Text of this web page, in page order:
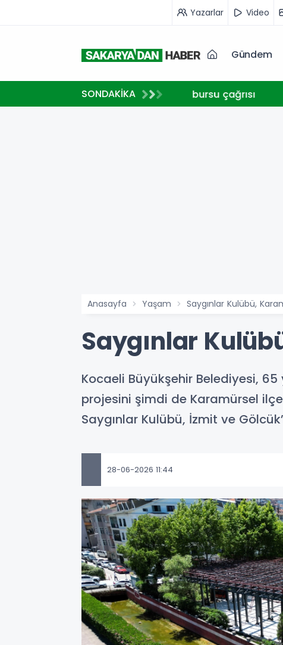
Yazarlar Video
Gündem
SONDAKİKA 10:48 2025'te Ar-
Anasayfa Yaşam Saygınlar Kulübü,
Saygınlar
Kocaeli Büyükşehir Belediyesi,
projesini şimdi de Karamürsel
Saygınlar Kulübü, İzmit ve
28-06-2026 11:44